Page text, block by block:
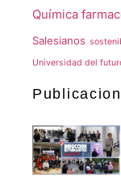
Química
Salesianos
Universidad del